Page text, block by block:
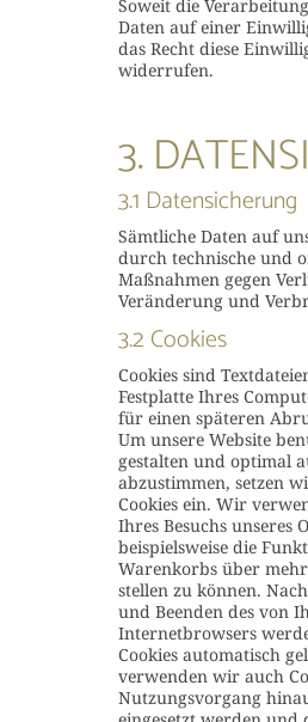
Soweit die
Daten auf einer
das Recht diese
widerrufen.
3.
3.1 Datensicherung
Sämtliche Daten auf
durch technische und
Maßnahmen gegen
Veränderung und
3.2 Cookies
Cookies sind
Festplatte Ihres
für einen späteren
Um unsere Website
gestalten und optimal
abzustimmen, setzen
Cookies ein. Wir
Ihres Besuchs unseres
beispielsweise die
Warenkorbs über
stellen zu können.
und Beenden des von
Internetbrowsers
Cookies automatisch
verwenden wir auch
Nutzungsvorgang